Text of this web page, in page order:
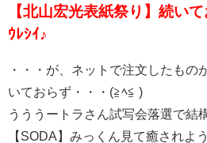
【北山宏光表紙祭り】続い
ｳﾚｼｲ♪
・・・が、ネットで注文したもの
いておらず・・・(≧ﾍ≦ )
うううートラさん試写会落選で結
【SODA】みっくん見て癒されよ